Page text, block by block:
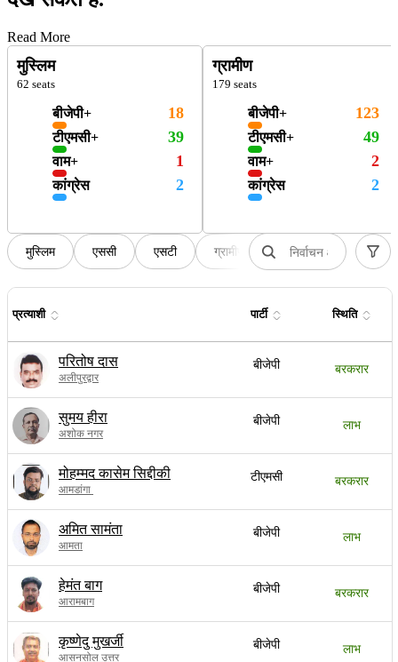
Read More
मुस्लिम
62 seats
बीजेपी+ 18
टीएमसी+ 39
वाम+ 1
कांग्रेस 2
ग्रामीण
179 seats
बीजेपी+ 123
टीएमसी+ 49
वाम+ 2
कांग्रेस 2
मुस्लिम एससी एसटी ग्रामीण अर्ध-शहरी
प्रत्याशी पार्टी स्थिति
परितोष दास
अलीपुरद्वार
बीजेपी बरकरार
सुमय हीरा
अशोक नगर
बीजेपी लाभ
मोहम्मद कासेम सिद्दीकी
आमडांगा
टीएमसी बरकरार
अमित सामंता
आमता
बीजेपी लाभ
हेमंत बाग
आरामबाग
बीजेपी बरकरार
कृष्णेदु मुखर्जी
आसनसोल उत्तर
बीजेपी लाभ